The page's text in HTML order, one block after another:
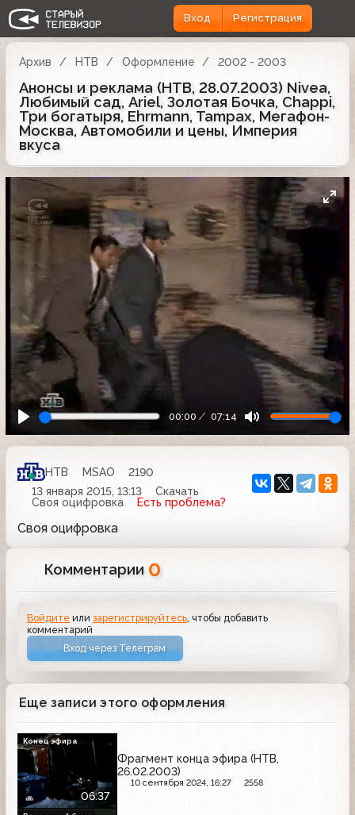
Вход Регистрация
Архив НТВ Оформление 2002 - 2003
Анонсы и реклама (НТВ, 28.07.2003) Nivea,
Любимый сад, Ariel, Золотая Бочка, Chappi,
Три богатыря, Ehrmann, Tampax, Мегафон-
Москва, Автомобили и цены, Империя
вкуса
00:00 07:14
НТВ MSAO
2190
13 января 2015, 13:13
Скачать
Своя оцифровка
Есть проблема?
Своя оцифровка
Комментарии 0
Войдите илизарегистрируйтесь, чтобы добавить
комментарий
Вход через Телеграм
Еще записи этого оформления
06:37
Фрагмент конца эфира (НТВ,
26.02.2003)
10 сентября 2024, 16:27 2558
Конец эфира